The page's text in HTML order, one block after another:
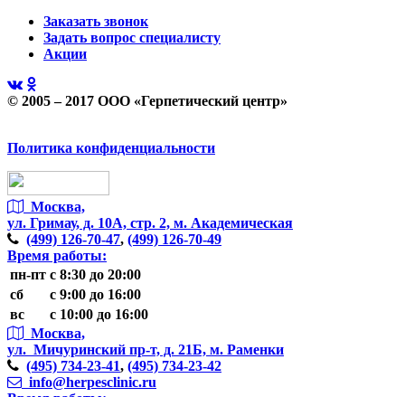
Заказать звонок
Задать вопрос специалисту
Акции
© 2005 – 2017 ООО «Герпетический центр»
Политика конфиденциальности
Москва,
ул. Гримау, д. 10А, стр. 2, м. Академическая
(499) 126-70-47, (499) 126-70-49
Время работы:
пн-пт с 8:30 до 20:00
сб
с 9:00 до 16:00
вс
с 10:00 до 16:00
Москва,
ул. Мичуринский пр-т, д. 21Б, м. Раменки
(495) 734-23-41, (495) 734-23-42
info@herpesclinic.ru